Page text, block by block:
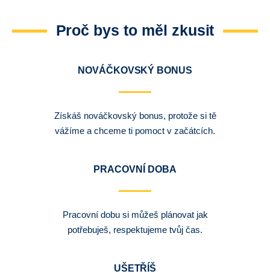
Proč bys to měl zkusit
NOVÁČKOVSKÝ BONUS
Získáš nováčkovský bonus, protože si tě
vážíme a chceme ti pomoct v začátcích.
PRACOVNÍ DOBA
Pracovní dobu si můžeš plánovat jak
potřebuješ, respektujeme tvůj čas.
UŠETŘÍŠ